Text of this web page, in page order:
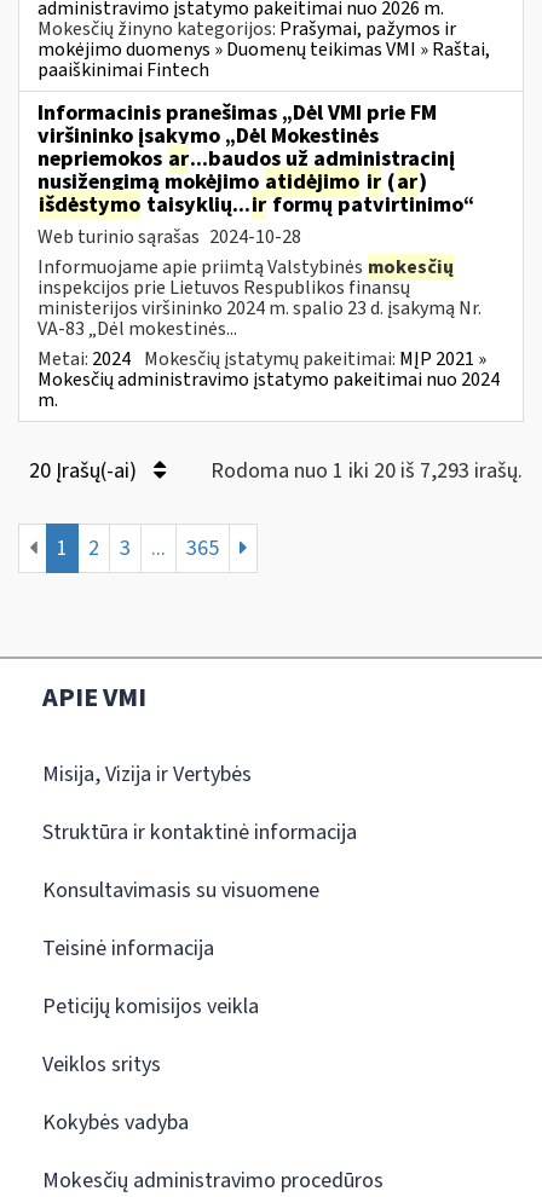
administravimo įstatymo pakeitimai nuo 2026 m.
Mokesčių žinyno kategorijos: Prašymai, pažymos ir
mokėjimo duomenys » Duomenų teikimas VMI » Raštai,
paaiškinimai Fintech
Informacinis pranešimas „Dėl VMI prie FM
viršininko įsakymo „Dėl Mokestinės
nepriemokos ar...baudos už administracinį
nusižengimą mokėjimo atidėjimo ir (ar)
išdėstymo taisyklių...irformų patvirtinimo“
Web turinio sąrašas 2024-10-28
Informuojame apie priimtą Valstybinės mokesčių
inspekcijos prie Lietuvos Respublikos finansų
ministerijos viršininko 2024 m. spalio 23 d. įsakymą Nr.
VA-83 „Dėl mokestinės...
Metai: 2024 Mokesčių įstatymų pakeitimai: MĮP 2021 »
Mokesčių administravimo įstatymo pakeitimai nuo 2024
m.
20 Įrašų(-ai) Rodoma nuo 1 iki 20 iš 7,293 irašų.
1 2 3 ... 365
APIE VMI
Misija, Vizija ir Vertybės
Struktūra ir kontaktinė informacija
Konsultavimasis su visuomene
Teisinė informacija
Peticijų komisijos veikla
Veiklos sritys
Kokybės vadyba
Mokesčių administravimo procedūros